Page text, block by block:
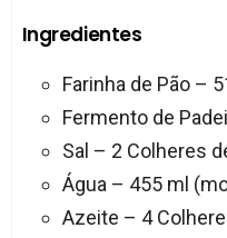
Ingredientes
Farinha de Pão –
Fermento de
Sal – 2 Colheres
Água – 455 ml
Azeite – 4